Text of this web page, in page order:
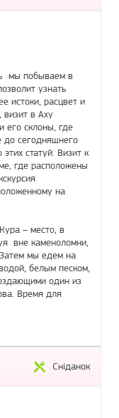
мы побываем в
узнать
истоки, расцвет и
в Аху
его склоны, где
до сегодняшнего
статуй. Визит к
где расположены
на
– место, в
вне каменоломни,
Затем мы едем на
белым песком,
один из
Время для
Сніданок